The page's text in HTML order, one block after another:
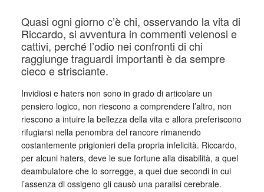
Quasi ogni giorno c’è chi, osservando la vita di
Riccardo, si avventura in commenti velenosi e
cattivi, perché l’odio nei confronti di chi
raggiunge traguardi importanti è da sempre
cieco e strisciante.
Invidiosi e haters non sono in grado di articolare un
pensiero logico, non riescono a comprendere l’altro, non
riescono a intuire la bellezza della vita e allora preferiscono
rifugiarsi nella penombra del rancore rimanendo
costantemente prigionieri della propria infelicità. Riccardo,
per alcuni haters, deve le sue fortune alla disabilità, a quel
deambulatore che lo sorregge, a quei due secondi in cui
l’assenza di ossigeno gli causò una paralisi cerebrale.